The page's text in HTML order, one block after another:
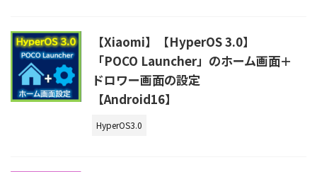
【Xiaomi】【HyperOS 3.0】
「POCO Launcher」のホーム画面＋
ドロワー画面の設定
【Android16】
HyperOS3.0